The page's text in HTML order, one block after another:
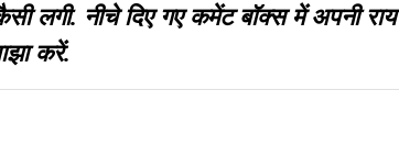
लगी. नीचे दिए गए कमेंट बॉक्स में अपनी राय
करें.